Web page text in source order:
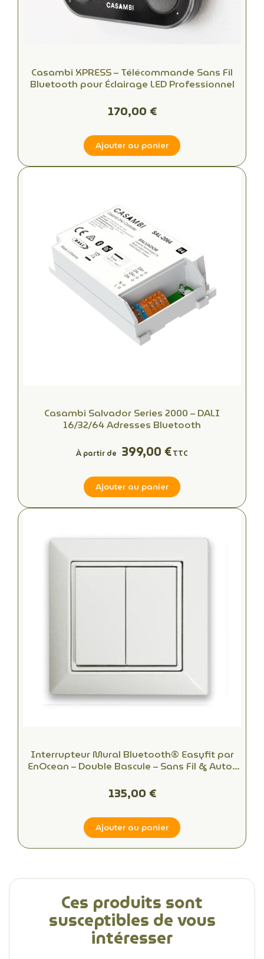
Casambi XPRESS – Télécommande Sans Fil
Bluetooth pour Éclairage LED Professionnel
170,00 €
Ajouter au panier
Casambi Salvador Series 2000 – DALI
16/32/64 Adresses Bluetooth
À partir de 399,00 €TTC
Ajouter au panier
Interrupteur Mural Bluetooth® Easyfit par
EnOcean – Double Bascule – Sans Fil & Auto-
135,00 €
Ajouter au panier
Ces produits sont
susceptibles de vous
intéresser